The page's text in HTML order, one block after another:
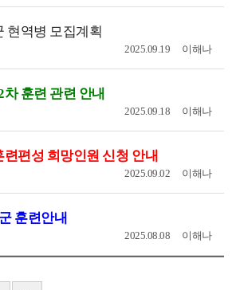
현역병 모집계획
이해나
2025.09.19
훈련 관련 안내
이해나
2025.09.18
련편성 희망인원 신청 안내
이해나
2025.09.02
훈련안내
이해나
2025.08.08